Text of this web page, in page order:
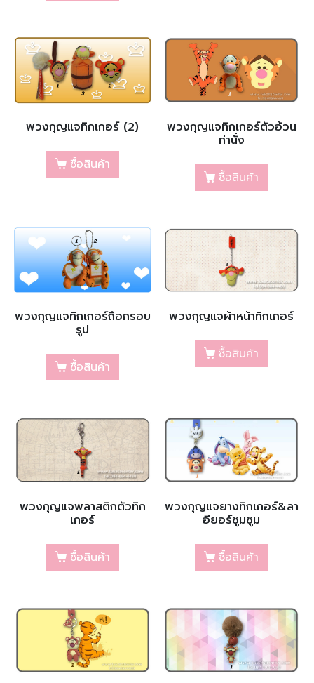
พวงกุญแจทิกเกอร์ (2)
ซื้อสินค้า
พวงกุญแจทิกเกอร์ตัวอ้วน
ท่านั่ง
ซื้อสินค้า
พวงกุญแจทิกเกอร์ถือกรอบ
รูป
ซื้อสินค้า
พวงกุญแจผ้าหน้าทิกเกอร์
ซื้อสินค้า
พวงกุญแจพลาสติกตัวทิก
เกอร์
ซื้อสินค้า
พวงกุญแจยางทิกเกอร์&ลา
อียอร์ซูมซูม
ซื้อสินค้า